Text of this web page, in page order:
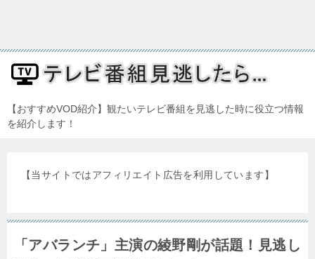
【おすすめVOD紹介】観たいテレビ番組を見逃した時に役立つ情報
を紹介します！
【当サイトではアフィリエイト広告を利用しています】
「アバランチ」主演の綾野剛が話題！見逃し